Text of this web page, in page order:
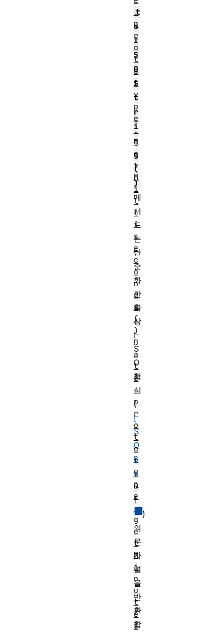
t
o
I
S
O
S
t
r
i
n
g
(
)
메
서
드
는
단
순
화
한
확
장
I
S
O
형
식
(
I
S
O
8
6
0
1
)
의
문
자
열
을
반
환
합
.
p
r
o
t
o
t
y
p
e
.
g
e
t
M
i
l
l
i
s
e
c
o
n
d
s
(
)
D
a
t
e
.
p
r
o
t
o
t
y
p
e
.
g
e
t
M
i
n
u
t
e
s